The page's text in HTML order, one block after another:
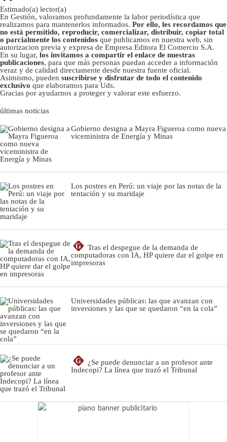
Estimado(a) lector(a)
En Gestión, valoramos profundamente la labor periodística que
realizamos para mantenerlos informados. Por ello, les recordamos que
no está permitido, reproducir, comercializar, distribuir, copiar total
o parcialmente los contenidos que publicamos en nuestra web, sin
autorizacion previa y expresa de Empresa Editora El Comercio S.A.
En su lugar, los invitamos a compartir el enlace de nuestras
publicaciones, para que más personas puedan acceder a información
veraz y de calidad directamente desde nuestra fuente oficial.
Asimismo, pueden suscribirse y disfrutar de todo el contenido
exclusivo que elaboramos para Uds.
Gracias por ayudarnos a proteger y valorar este esfuerzo.
últimas noticias
Gobierno designa a Mayra Figueroa como nueva
viceministra de Energía y Minas
Los postres en Perú: un viaje por las notas de la
tentación y su maridaje
G
Tras el despegue de la demanda de
computadoras con IA, HP quiere dar el golpe en
impresoras
Universidades públicas: las que avanzan con
inversiones y las que se quedaron “en la cola”
G
¿Se puede denunciar a un profesor ante
Indecopi? La línea que trazó el Tribunal